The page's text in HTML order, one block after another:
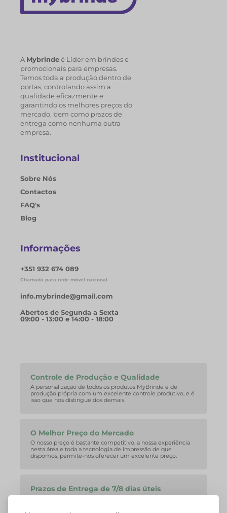
A Mybrindeé Líder em brindes e
promocionais para empresas.
Temos toda a produção dentro de
portas, controlando assim a
qualidade eficazmente e
garantindo os melhores preços do
mercado, bem como prazos de
entrega como nenhuma outra
empresa.
Institucional
Sobre Nós
Contactos
FAQ's
Blog
Informações
+351 932 674 089
Chamada para rede móvel nacional
info.mybrinde@gmail.com
Abertos de Segunda a Sexta
09:00 - 13:00 e 14:00 - 18:00
Controle de Produção e Qualidade
A personalização de todos os produtos MyBrinde é de
produção própria com um excelente controle produtivo, e é
isso que nos distingue dos demais.
O Melhor Preço do Mercado
O nosso preço é bastante competitivo, a nossa experiência
nesta área e toda a tecnologia de impressão de que
dispomos, permite-nos oferecer um excelente preço.
Prazos de Entrega de 7/8 dias úteis